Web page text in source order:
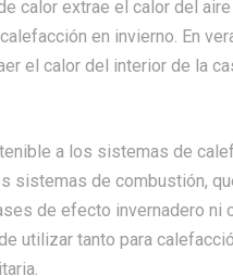
calor extrae el calor del
en invierno. En
el calor del interior de la
a los sistemas de
sistemas de combustión,
de efecto invernadero ni
utilizar tanto para